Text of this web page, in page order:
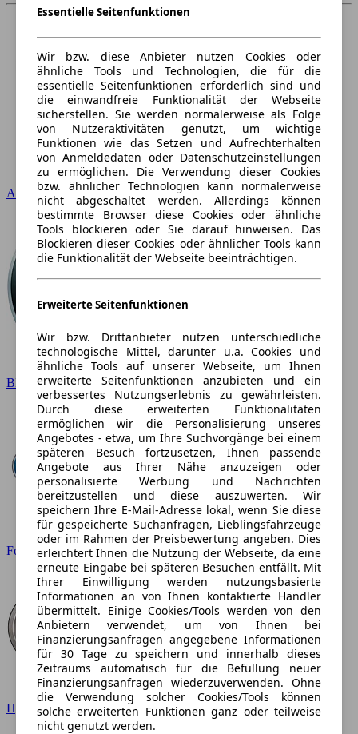
Audi
BMW
Ford
Hyundai
Essentielle Seitenfunktionen
Wir bzw. diese Anbieter nutzen Cookies oder
ähnliche Tools und Technologien, die für die
essentielle Seitenfunktionen erforderlich sind und
die einwandfreie Funktionalität der Webseite
sicherstellen. Sie werden normalerweise als Folge
von Nutzeraktivitäten genutzt, um wichtige
Funktionen wie das Setzen und Aufrechterhalten
von Anmeldedaten oder Datenschutzeinstellungen
zu ermöglichen. Die Verwendung dieser Cookies
bzw. ähnlicher Technologien kann normalerweise
nicht abgeschaltet werden. Allerdings können
bestimmte Browser diese Cookies oder ähnliche
Tools blockieren oder Sie darauf hinweisen. Das
Blockieren dieser Cookies oder ähnlicher Tools kann
die Funktionalität der Webseite beeinträchtigen.
Erweiterte Seitenfunktionen
Wir bzw. Drittanbieter nutzen unterschiedliche
technologische Mittel, darunter u.a. Cookies und
ähnliche Tools auf unserer Webseite, um Ihnen
erweiterte Seitenfunktionen anzubieten und ein
verbessertes Nutzungserlebnis zu gewährleisten.
Durch diese erweiterten Funktionalitäten
ermöglichen wir die Personalisierung unseres
Angebotes - etwa, um Ihre Suchvorgänge bei einem
späteren Besuch fortzusetzen, Ihnen passende
Angebote aus Ihrer Nähe anzuzeigen oder
personalisierte Werbung und Nachrichten
bereitzustellen und diese auszuwerten. Wir
speichern Ihre E-Mail-Adresse lokal, wenn Sie diese
für gespeicherte Suchanfragen, Lieblingsfahrzeuge
oder im Rahmen der Preisbewertung angeben. Dies
erleichtert Ihnen die Nutzung der Webseite, da eine
erneute Eingabe bei späteren Besuchen entfällt. Mit
Ihrer Einwilligung werden nutzungsbasierte
Informationen an von Ihnen kontaktierte Händler
übermittelt. Einige Cookies/Tools werden von den
Anbietern verwendet, um von Ihnen bei
Finanzierungsanfragen angegebene Informationen
für 30 Tage zu speichern und innerhalb dieses
Zeitraums automatisch für die Befüllung neuer
Finanzierungsanfragen wiederzuverwenden. Ohne
die Verwendung solcher Cookies/Tools können
solche erweiterten Funktionen ganz oder teilweise
nicht genutzt werden.